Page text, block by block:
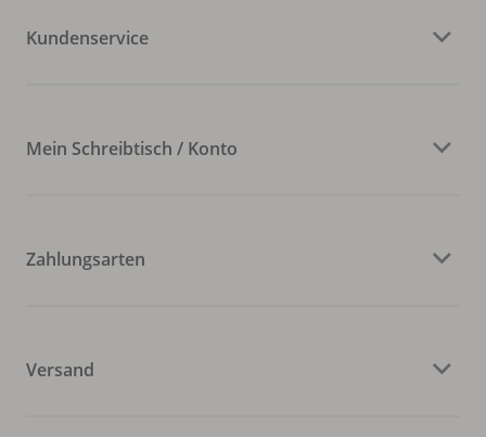
Kundenservice
Mein Schreibtisch / Konto
Zahlungsarten
Versand